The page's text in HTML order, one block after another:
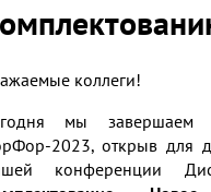
коллеги!
мы завершаем
2023, открыв для
конференции